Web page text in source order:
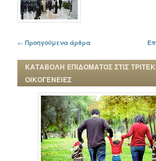
Πλοήγηση στα άρθρα
← Προηγούμενα άρθρα
ΚΑΤΑΒΟΛΗ ΕΠΙΔΟΜΑΤΟΣ ΣΤΙΣ
ΟΙΚΟΓΕΝΕΙΕΣ